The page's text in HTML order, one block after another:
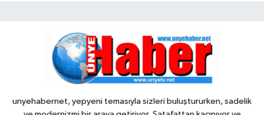
unyehabernet, yepyeni temasıyla sizleri buluştururken, sadelik